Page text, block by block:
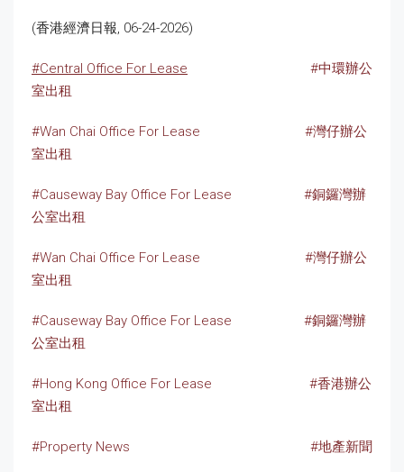
(香港經濟日報, 06-24-2026)
#Central Office For Lease
#中環辦公
室出租
#Wan Chai Office For Lease
#灣仔辦公
室出租
#Causeway Bay Office For Lease
#銅鑼灣辦
公室出租
#Wan Chai Office For Lease
#灣仔辦公
室出租
#Causeway Bay Office For Lease
#銅鑼灣辦
公室出租
#Hong Kong Office For Lease
#香港辦公
室出租
#Property News #地產新聞